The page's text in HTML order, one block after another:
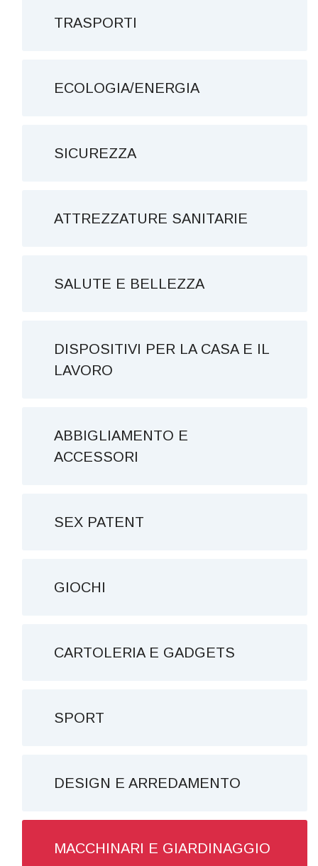
TRASPORTI
ECOLOGIA/ENERGIA
SICUREZZA
ATTREZZATURE SANITARIE
SALUTE E BELLEZZA
DISPOSITIVI PER LA CASA E IL
LAVORO
ABBIGLIAMENTO E
ACCESSORI
SEX PATENT
GIOCHI
CARTOLERIA E GADGETS
SPORT
DESIGN E ARREDAMENTO
MACCHINARI E GIARDINAGGIO